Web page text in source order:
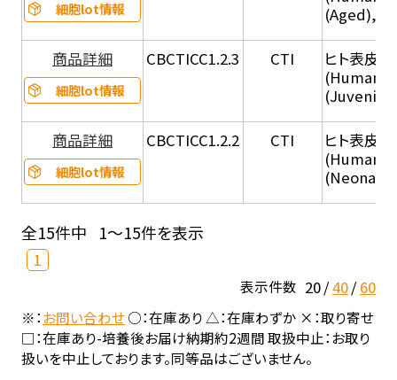
細胞lot情報
(Aged),
商品詳細
細胞lot情報
CBCTICC1.2.3 CTI
ヒト表皮
(Human
商品詳細
細胞lot情報
CBCTICC1.2.2 CTI
ヒト表皮
(Human
全15件中 1～15件を表示
1
表示件数 20 40 60
※：お問い合わせ○：在庫あり △：在庫わずか ×：取り寄せ
□：在庫あり-培養後お届け納期約2週間 取扱中止：お取り
扱いを中止しております。同等品はございません。